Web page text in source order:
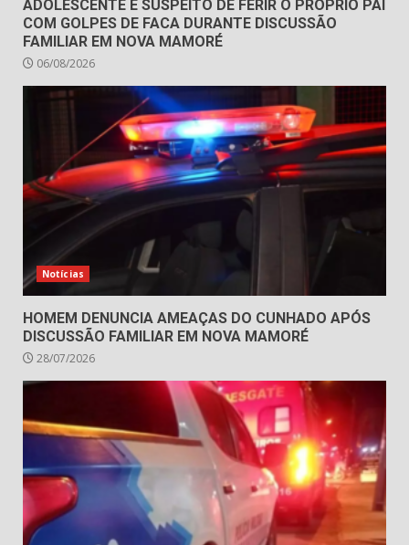
ADOLESCENTE É SUSPEITO DE FERIR O PRÓPRIO PAI
COM GOLPES DE FACA DURANTE DISCUSSÃO
FAMILIAR EM NOVA MAMORÉ
06/08/2026
Notícias
HOMEM DENUNCIA AMEAÇAS DO CUNHADO APÓS
DISCUSSÃO FAMILIAR EM NOVA MAMORÉ
28/07/2026